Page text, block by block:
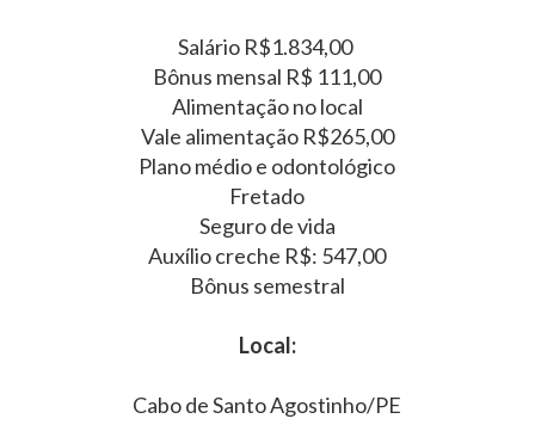
Salário R$1.834,00
Bônus mensal R$ 111,00
Alimentação no local
Vale alimentação R$265,00
Plano médio e odontológico
Fretado
Seguro de vida
Auxílio creche R$: 547,00
Bônus semestral
Local:
Cabo de Santo Agostinho/PE